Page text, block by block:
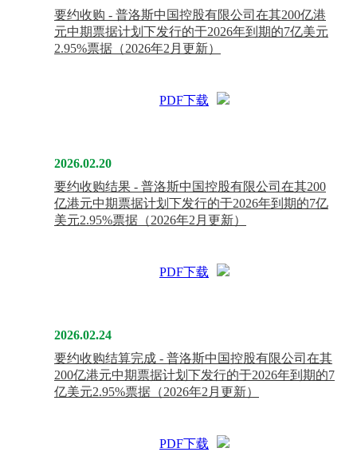
要约收购 - 普洛斯中国控股有限公司在其200亿港
元中期票据计划下发行的于2026年到期的7亿美元
2.95%票据（2026年2月更新）
PDF下载
2026.02.20
要约收购结果 - 普洛斯中国控股有限公司在其200
亿港元中期票据计划下发行的于2026年到期的7亿
美元2.95%票据（2026年2月更新）
PDF下载
2026.02.24
要约收购结算完成 - 普洛斯中国控股有限公司在其
200亿港元中期票据计划下发行的于2026年到期的7
亿美元2.95%票据（2026年2月更新）
PDF下载